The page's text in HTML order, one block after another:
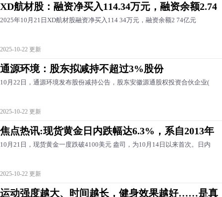
XD航材股：融资净买入114.34万元，融资余额2.74
2025年10月21日XD航材股融资净买入114 34万元，融资余额2 74亿元
2025-10-22 更新
通源环境：股东拟减持不超过3%股份
10月22日，通源环境发布股份减持公告，股东安徽源通股权投资合伙企业(
2025-10-22 更新
焦点热讯:现货黄金日内跌幅达6.3%，系自2013年
10月21日，现货黄金一度跌破4100美元 盎司，为10月14日以来首次。日内
2025-10-22 更新
运动强度越大、时间越长，健身效果越好……是真